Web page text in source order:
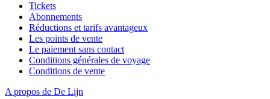
Tickets
Abonnements
Réductions et tarifs avantageux
Les points de vente
Le paiement sans contact
Conditions générales de voyage
Conditions de vente
A propos de De Lijn